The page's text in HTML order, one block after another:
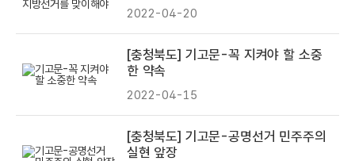
2022-04-20
[충청북도] 기고문-꼭 지켜야 할 소중
한 약속
2022-04-15
[충청북도] 기고문-공명선거 민주주의
실현 앞장